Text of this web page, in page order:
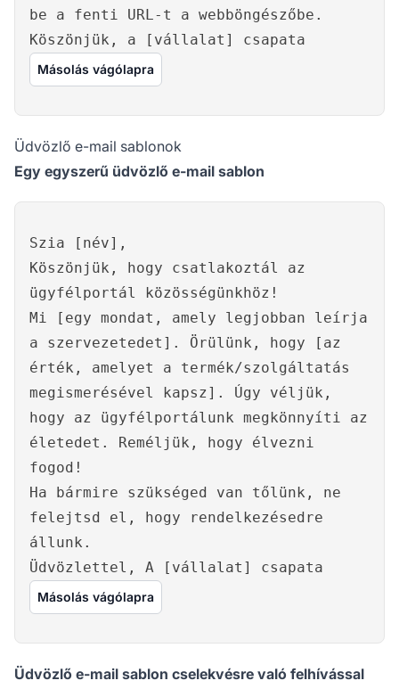
be a fenti URL-t a webböngészőbe.
Köszönjük, a [vállalat] csapata
Másolás vágólapra
Üdvözlő e-mail sablonok
Egy egyszerű üdvözlő e-mail sablon
Szia [név],
Köszönjük, hogy csatlakoztál az
ügyfélportál közösségünkhöz!
Mi [egy mondat, amely legjobban leírja
a szervezetedet]. Örülünk, hogy [az
érték, amelyet a termék/szolgáltatás
megismerésével kapsz]. Úgy véljük,
hogy az ügyfélportálunk megkönnyíti az
életedet. Reméljük, hogy élvezni
fogod!
Ha bármire szükséged van tőlünk, ne
felejtsd el, hogy rendelkezésedre
állunk.
Üdvözlettel, A [vállalat] csapata
Másolás vágólapra
Üdvözlő e-mail sablon cselekvésre való felhívással